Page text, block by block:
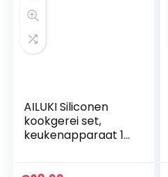
AILUKI Siliconen
kookgerei set,
keukenapparaat 17